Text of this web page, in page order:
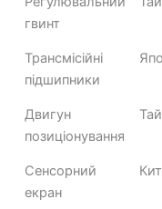
гвинт
Трансмісійні
підшипники
Двигун
позиціонування
Сенсорний
екран